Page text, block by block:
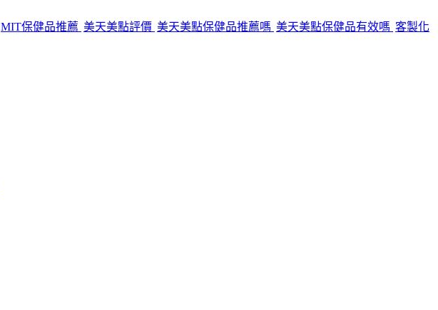
MIT保健品推薦 美天美點評價 美天美點保健品推薦嗎 美天美點保健品有效嗎 客製化